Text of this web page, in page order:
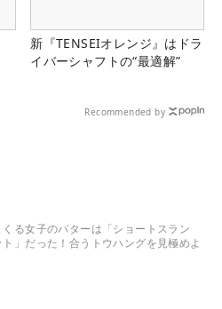
新『TENSEIオレンジ』はドラ
イバーシャフトの“最適解”
Recommended by
る女子のパターは「ショートスラン
ト」だった！合うトウハングを見極めよ